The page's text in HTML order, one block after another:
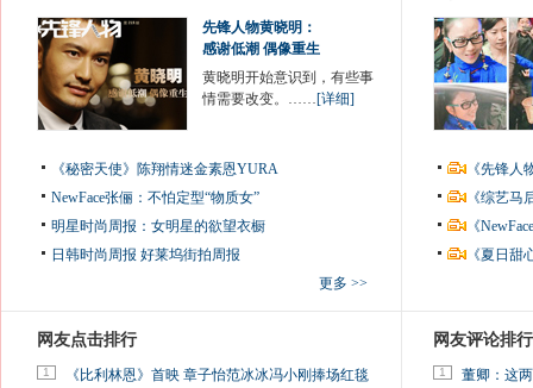
先锋人物黄晓明：
感谢低潮 偶像重生
黄晓明开始意识到，有些事
情需要改变。……[详细]
《秘密天使》陈翔情迷金素恩YURA
NewFace张俪：不怕定型“物质女”
明星时尚周报：女明星的欲望衣橱
日韩时尚周报 好莱坞街拍周报
更多 >>
《先锋
《综艺
《
《夏日
网友点击排行
1 《比利林恩》首映 章子怡范冰冰冯小刚捧场红毯
网友评论排行
1 董卿：这